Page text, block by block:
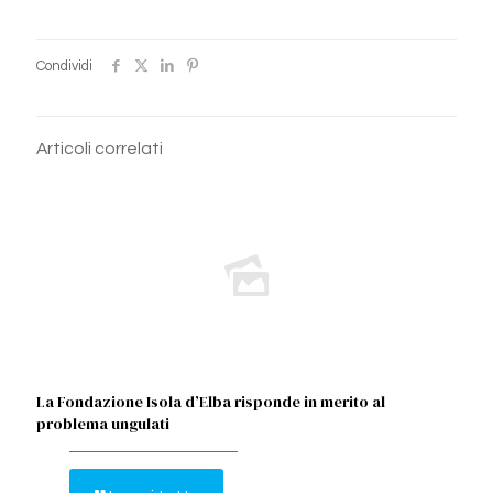
Condividi
Articoli correlati
La Fondazione Isola d’Elba risponde in merito al
problema ungulati